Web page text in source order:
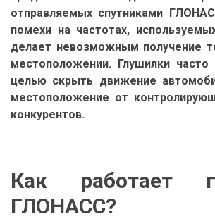
отправляемых спутниками
помехи на частотах,
делает невозможным получение
местоположении. Глушилки часто
целью скрыть движение
местоположение от
конкурентов.
Как работает
ГЛОНАСС?